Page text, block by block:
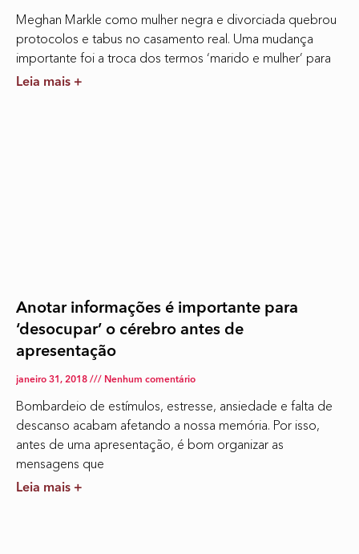
Meghan Markle como mulher negra e divorciada quebrou
protocolos e tabus no casamento real. Uma mudança
importante foi a troca dos termos ‘marido e mulher’ para
Leia mais +
Anotar informações é importante para
‘desocupar’ o cérebro antes de
apresentação
janeiro 31, 2018 Nenhum comentário
Bombardeio de estímulos, estresse, ansiedade e falta de
descanso acabam afetando a nossa memória. Por isso,
antes de uma apresentação, é bom organizar as
mensagens que
Leia mais +